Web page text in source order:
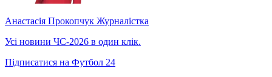
Анастасія Прокопчук Журналістка
Усі новини ЧС-2026 в один клік.
Підписатися на Футбол 24